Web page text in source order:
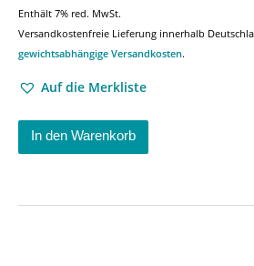
Enthält 7% red. MwSt.
Versandkostenfreie Lieferung innerhalb
gewichtsabhängige Versandkosten.
Auf die Merkliste
In den Warenkorb